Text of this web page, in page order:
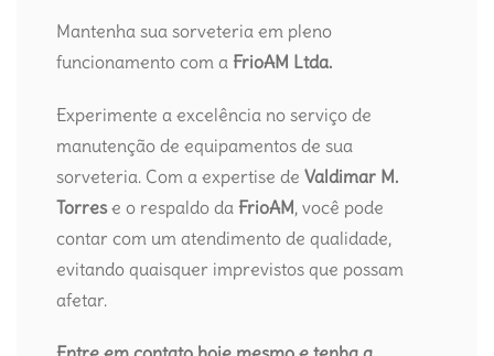
Mantenha sua sorveteria em pleno
funcionamento com a FrioAM Ltda.
Experimente a excelência no serviço de
manutenção de equipamentos de sua
sorveteria. Com a expertise de Valdimar M.
Torrese o respaldo da FrioAM, você pode
contar com um atendimento de qualidade,
evitando quaisquer imprevistos que possam
afetar.